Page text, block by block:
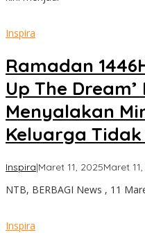
Inspira
Ramadan
Up The Dream’
Menyalakan
Keluarga
Inspira|Maret 11, 2025Maret
NTB, BERBAGI News , 11
Inspira